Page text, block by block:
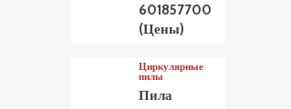
601857700
(Цены)
Циркулярные
пилы
Пила